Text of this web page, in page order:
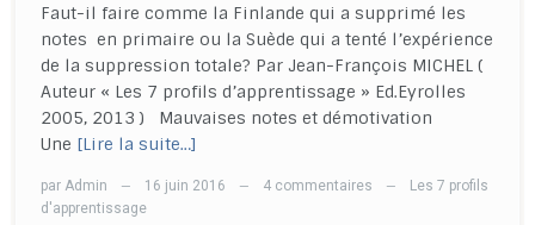
Faut-il faire comme la Finlande qui a supprimé les
notes en primaire ou la Suède qui a tenté l’expérience
de la suppression totale? Par Jean-François MICHEL (
Auteur « Les 7 profils d’apprentissage » Ed.Eyrolles
2005, 2013 ) Mauvaises notes et démotivation
Une [Lire la suite…]
par Admin — 16 juin 2016 — 4 commentaires —
Les 7 profils
d'apprentissage